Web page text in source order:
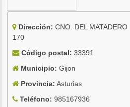
Dirección: CNO. DEL MATADERO
170
Código postal: 33391
Municipio: Gijon
Provincia: Asturias
Teléfono: 985167936